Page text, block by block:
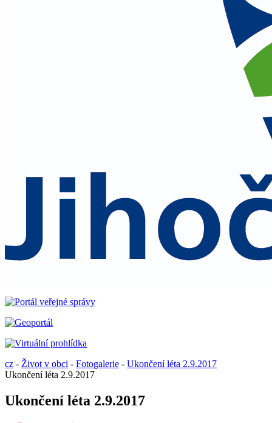
cz - Život v obci - Fotogalerie - Ukončení léta 2.9.2017
Ukončení léta 2.9.2017
Ukončení léta 2.9.2017